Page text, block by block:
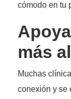
cómodo en tu
más
Muchas
conexión y se